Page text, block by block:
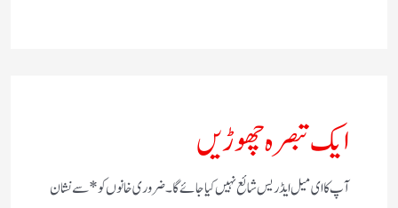
ایک تبصرہ چھوڑیں
آپ کا ای میل ایڈریس شائع نہیں کیا جائے گا۔ضروری خانوں کو*سے نشان